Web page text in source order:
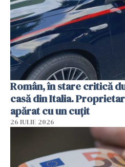
Român, în stare critică
casă din Italia.
apărat cu un cuțit
26 IULIE 2026